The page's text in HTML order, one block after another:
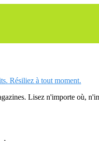
Résiliez à tout moment.
Lisez n'importe où,